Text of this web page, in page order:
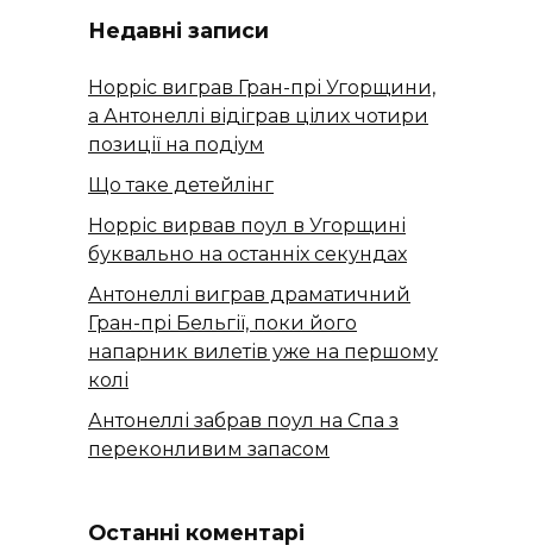
Недавні записи
Норріс виграв Гран-прі Угорщини,
а Антонеллі відіграв цілих чотири
позиції на подіум
Що таке детейлінг
Норріс вирвав поул в Угорщині
буквально на останніх секундах
Антонеллі виграв драматичний
Гран-прі Бельгії, поки його
напарник вилетів уже на першому
колі
Антонеллі забрав поул на Спа з
переконливим запасом
Останні коментарі